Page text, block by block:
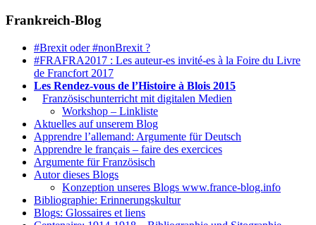
Frankreich-Blog
#Brexit oder #nonBrexit ?
#FRAFRA2017 : Les auteur-es invité-es à la Foire du Livre
de Francfort 2017
Les Rendez-vous de l’Histoire à Blois 2015
Französischunterricht mit digitalen Medien
Workshop – Linkliste
Aktuelles auf unserem Blog
Apprendre l’allemand: Argumente für Deutsch
Apprendre le français – faire des exercices
Argumente für Französisch
Autor dieses Blogs
Konzeption unseres Blogs www.france-blog.info
Bibliographie: Erinnerungskultur
Blogs: Glossaires et liens